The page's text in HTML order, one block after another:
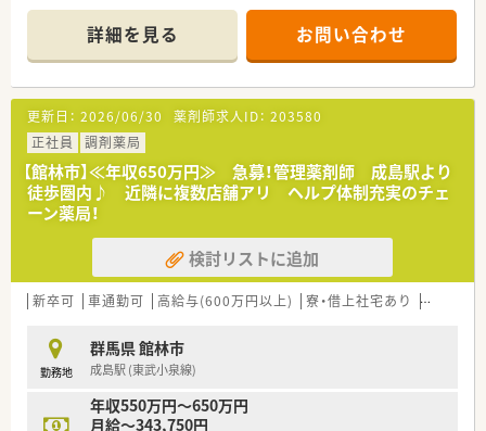
るなど
活躍の場が広がる環境です。キャリアアップ志向の方にお勧
めです。
■全店舗で電子薬歴を導入しています。
安心かつ効率よく業務に専念できる環境です。
詳細を見る お問い合わせ
更新日： 2026/06/30 薬剤師求人ID： 203580
正社員
調剤薬局
【館林市】≪年収650万円≫ 急募！管理薬剤師 成島駅より
徒歩圏内♪ 近隣に複数店舗アリ ヘルプ体制充実のチェ
ーン薬局！
検討リストに追加
新卒可 車通勤可 高給与(600万円以上) 寮・借上社宅あり 認定薬剤
勤務地
群馬県 館林市
成島駅 (東武小泉線)
年収550万円～650万円
月給～343,750円